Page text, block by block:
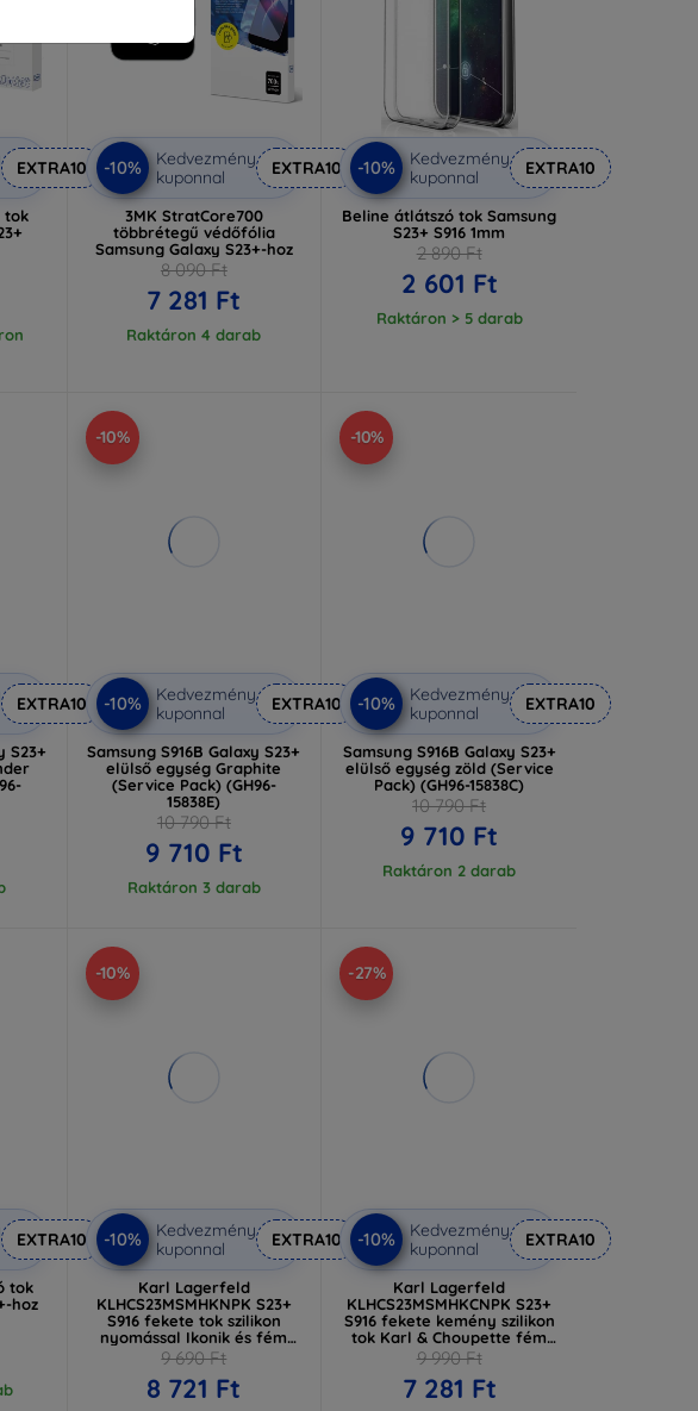
EXTRA10
tok
-10%
Kedvezmény
kuponnal
EXTRA10
3MK StratCore700
többrétegű védőfólia
Samsung Galaxy S23+-hoz
8 090 Ft
7 281 Ft
Raktáron 4 darab
-10%
Kedvezmény
kuponnal
EXTRA10
Beline átlátszó tok Samsung
S23+ S916 1mm
2 890 Ft
2 601 Ft
Raktáron > 5 darab
EXTRA10
S23+
-10%
-10%
Kedvezmény
kuponnal
EXTRA10
Samsung S916B Galaxy S23+
elülső egység Graphite
(Service Pack) (GH96-
15838E)
10 790 Ft
9 710 Ft
Raktáron 3 darab
-10%
-10%
Kedvezmény
kuponnal
EXTRA10
Samsung S916B Galaxy S23+
elülső egység zöld (Service
Pack) (GH96-15838C)
10 790 Ft
9 710 Ft
Raktáron 2 darab
EXTRA10
tok
hoz
-10%
-10%
Kedvezmény
kuponnal
EXTRA10
Karl Lagerfeld
KLHCS23MSMHKNPK S23+
S916 fekete tok szilikon
nyomással Ikonik és fém
kitűző (KLHCS23MSMHKNPK)
9 690 Ft
8 721 Ft
-27%
-10%
Kedvezmény
kuponnal
EXTRA10
Karl Lagerfeld
KLHCS23MSMHKCNPK S23+
S916 fekete kemény szilikon
tok Karl & Choupette fém
kitűzővel
(KLHCS23MSMHKCNPK)
9 990 Ft
7 281 Ft